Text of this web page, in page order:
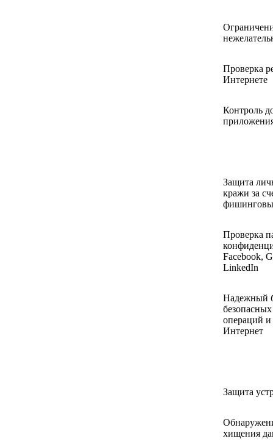
Проверка
Интернете
Контроль
Защита
кражи за
Проверка
Facebook,
LinkedIn
Надежный
операций и
Интернет
Защита
хищения